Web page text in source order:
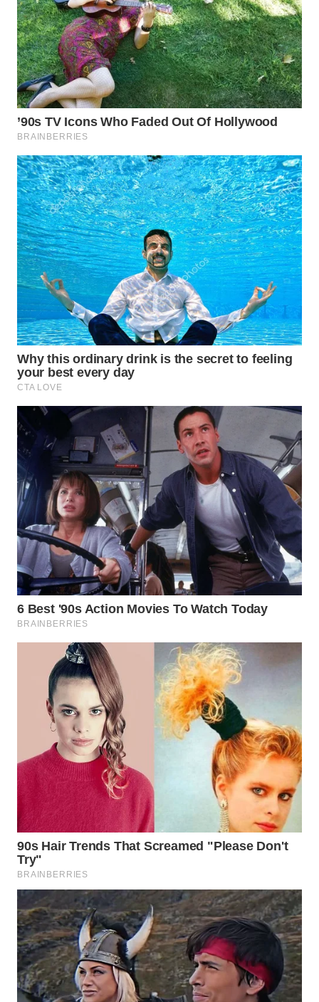
LAWAS
WN
SUMEDANG
WN
CIANJUR
KEPULAUAN
SERIBU
WN
TANGERANG
WN
BINJAI
WN
CIREBON
WN
INDRAMAYU
KUNINGAN
WN
MAJALENGKA
WN
SUBANG
WN
SUKABUMI
WN
PURWAKARTA
WN
PRIANGAN
TIMUR
WN
SEMARANG
WN
SOLO
BOROBUDUR
WN
MADURA
WN
SURABAYA